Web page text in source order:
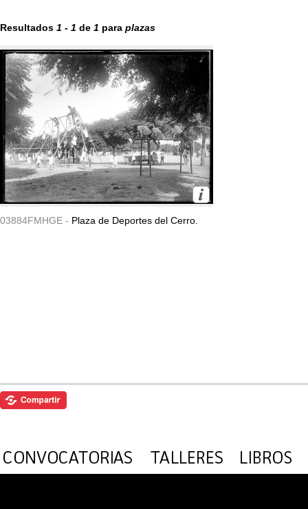
Resultados 1 - 1 de 1 para plazas
03884FMHGE - Plaza de Deportes del Cerro.